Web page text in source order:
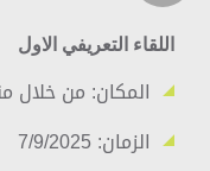
اللقاء التعريفي الاول
المكان: من خلال
الزمان: 7/9/2025